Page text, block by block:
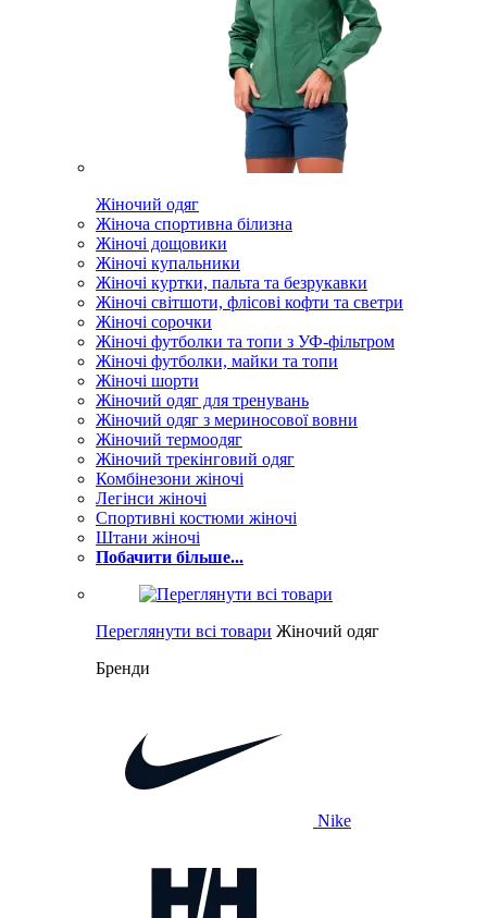
Жіночий одяг
Жіноча спортивна білизна
Жіночі дощовики
Жіночі купальники
Жіночі куртки, пальта та безрукавки
Жіночі світшоти, флісові кофти та светри
Жіночі сорочки
Жіночі футболки та топи з УФ-фільтром
Жіночі футболки, майки та топи
Жіночі шорти
Жіночий одяг для тренувань
Жіночий одяг з мериносової вовни
Жіночий термоодяг
Жіночий трекінговий одяг
Комбінезони жіночі
Легінси жіночі
Спортивні костюми жіночі
Штани жіночі
Побачити більше...
Переглянути всі товари Жіночий одяг
Бренди
Nike